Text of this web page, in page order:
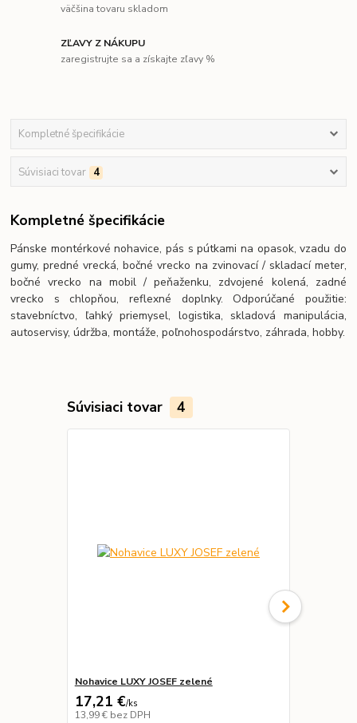
väčšina tovaru skladom
ZĽAVY Z NÁKUPU
zaregistrujte sa a získajte zľavy %
Kompletné špecifikácie
Súvisiaci tovar 4
Kompletné špecifikácie
Pánske montérkové nohavice, pás s pútkami na opasok, vzadu do
gumy, predné vrecká, bočné vrecko na zvinovací / skladací meter,
bočné vrecko na mobil / peňaženku, zdvojené kolená, zadné
vrecko s chlopňou, reflexné doplnky. Odporúčané použitie:
stavebníctvo, ľahký priemysel, logistika, skladová manipulácia,
autoservisy, údržba, montáže, poľnohospodárstvo, záhrada, hobby.
Súvisiaci tovar 4
Nohavice LUXY JOSEF zelené
17,21 €/ks
13,99 € bez DPH